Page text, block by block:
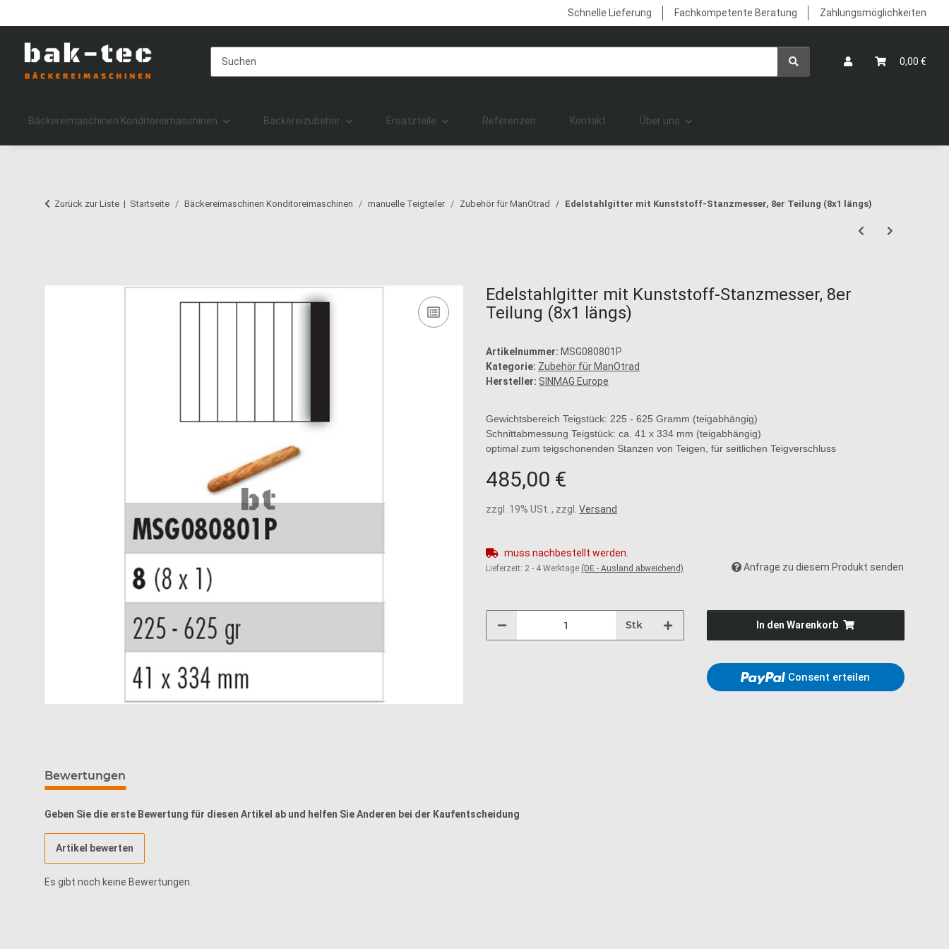
Schnelle Lieferung Fachkompetente Beratung Zahlungsmöglichkeiten
0,00 €
Bäckereimaschinen Konditoreimaschinen Bäckereizubehör Ersatzteile Referenzen Kontakt Über uns
Zurück zur Liste Startseite Bäckereimaschinen Konditoreimaschinen manuelle Teigteiler Zubehör für ManOtrad Edelstahlgitter mit Kunststoff-Stanzmesser, 8er Teilung (8x1 längs)
Edelstahlgitter mit Kunststoff-Stanzmesser, 8er
Teilung (8x1 längs)
Artikelnummer: MSG080801P
Kategorie: Zubehör für ManOtrad
Hersteller: SINMAG Europe
Gewichtsbereich Teigstück: 225 - 625 Gramm (teigabhängig)
Schnittabmessung Teigstück: ca. 41 x 334 mm (teigabhängig)
optimal zum teigschonenden Stanzen von Teigen, für seitlichen Teigverschluss
485,00 €
zzgl. 19% USt. , zzgl. Versand
muss nachbestellt werden.
Lieferzeit: 2 - 4 Werktage (DE - Ausland abweichend) Anfrage zu diesem Produkt senden
Stk In den Warenkorb
Consent erteilen
Bewertungen
Geben Sie die erste Bewertung für diesen Artikel ab und helfen Sie Anderen bei der Kaufentscheidung
Artikel bewerten
Es gibt noch keine Bewertungen.